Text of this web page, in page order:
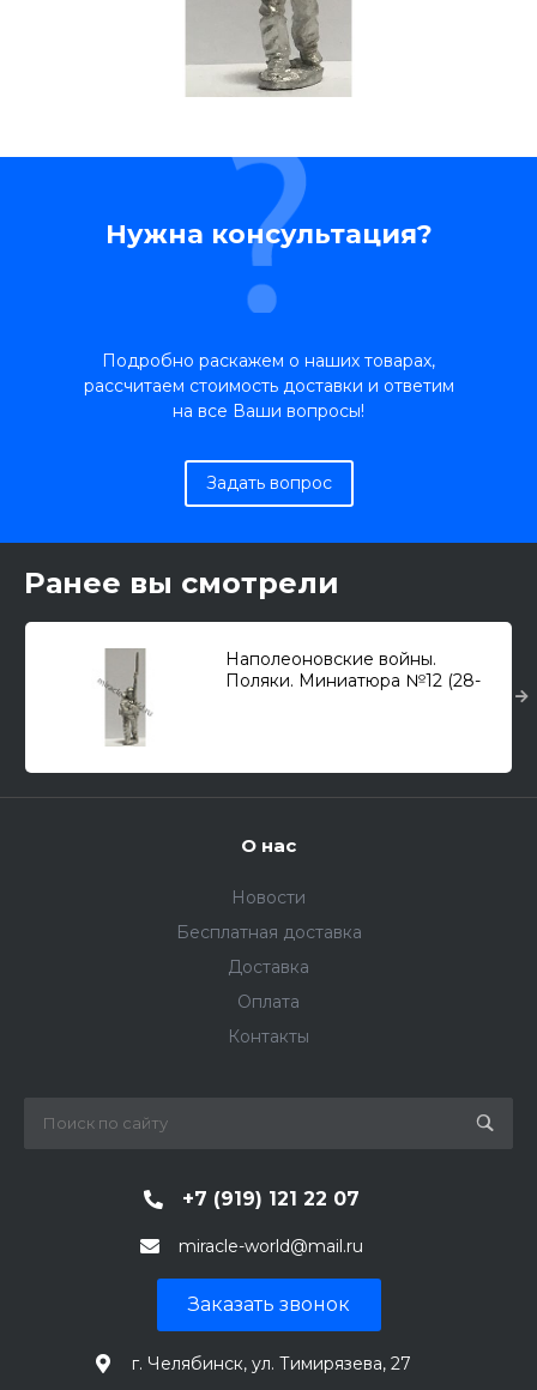
Нужна консультация?
Подробно раскажем о наших товарах,
рассчитаем стоимость доставки и ответим
на все Ваши вопросы!
Задать вопрос
Ранее вы смотрели
Наполеоновские войны.
Поляки. Миниатюра №12 (28-
О нас
Новости
Бесплатная доставка
Доставка
Оплата
Контакты
+7 (919) 121 22 07
miracle-world@mail.ru
Заказать звонок
г. Челябинск, ул. Тимирязева, 27